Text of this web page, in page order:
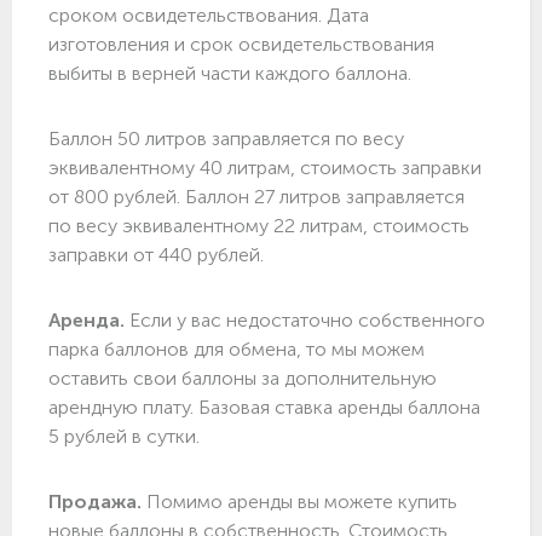
сроком освидетельствования. Дата
изготовления и срок освидетельствования
выбиты в верней части каждого баллона.
Баллон 50 литров заправляется по весу
эквивалентному 40 литрам, стоимость заправки
от 800 рублей. Баллон 27 литров заправляется
по весу эквивалентному 22 литрам, стоимость
заправки от 440 рублей.
Аренда. Если у вас недостаточно собственного
парка баллонов для обмена, то мы можем
оставить свои баллоны за дополнительную
арендную плату. Базовая ставка аренды баллона
5 рублей в сутки.
Продажа. Помимо аренды вы можете купить
новые баллоны в собственность. Стоимость